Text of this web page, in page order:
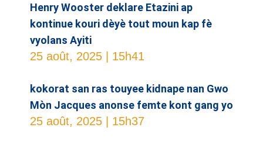
Henry Wooster deklare Etazini ap
kontinue kouri dèyè tout moun kap fè
vyolans Ayiti
25 août, 2025 15h41
kokorat san ras touyee kidnape nan Gwo
Mòn Jacques anonse femte kont gang yo
25 août, 2025 15h37